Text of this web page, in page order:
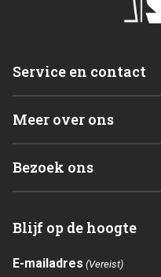
Service en contact
Meer over ons
Shop
Contact
Bezoek ons
C. de Vriesweg 3 - 5
Blijf op de hoogte
E-mailadres (Vereist)